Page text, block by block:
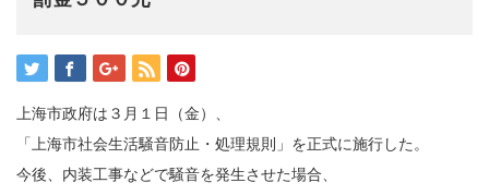
上海市政府は３月１日（金）、
「上海市社会生活騒音防止・処理規則」を正式に施行した。
今後、内装工事などで騒音を発生させた場合、